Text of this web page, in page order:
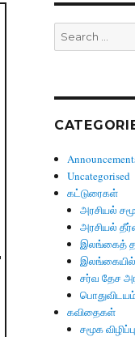
Search
for:
Uncategorised
கட்டுரைகள்
அரசியல்
அரசியல்
இலங்கைத்
சர்வ தேச
கவிதைகள்
சமூக விழிப்பு